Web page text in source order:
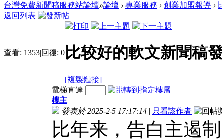
台灣免費新聞稿服務站論壇»論壇 › 專業服務 › 創業加盟報導 ›
返回列表
查看: 1353|回復: 0 比较好的軟文新聞稿
[複製鏈接]
電梯直達
樓主
發表於 2025-2-5 17:17:14 | 只看該作者
比年来，告白主遏